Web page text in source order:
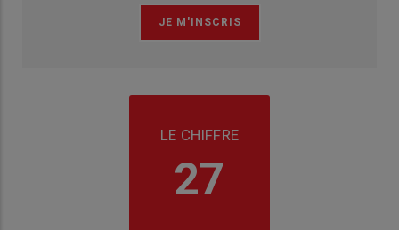
LE CHIFFRE
27